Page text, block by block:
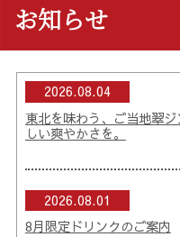
お知らせ
2026.08.04
東北を味わう、ご当地翠
しい爽やかさを。
2026.08.01
8月限定ドリンクのご案内